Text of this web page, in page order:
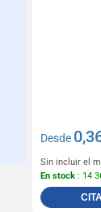
Desde
Sin incluir el
En stock : 14